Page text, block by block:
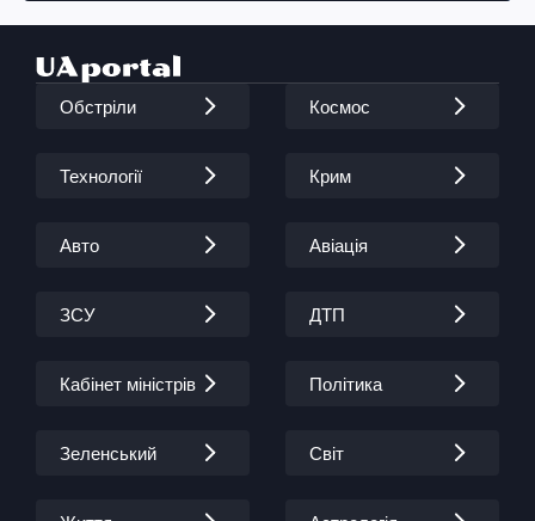
Обстріли Космос
Технології Крим
Авто Авіація
ЗСУ ДТП
Кабінет міністрів Політика
Зеленський Світ